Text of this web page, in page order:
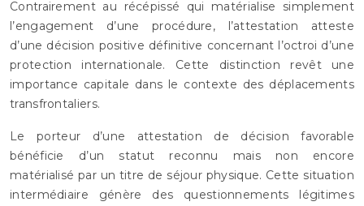
Contrairement au récépissé qui matérialise simplement
l’engagement d’une procédure, l’attestation atteste
d’une décision positive définitive concernant l’octroi d’une
protection internationale. Cette distinction revêt une
importance capitale dans le contexte des déplacements
transfrontaliers.
Le porteur d’une attestation de décision favorable
bénéficie d’un statut reconnu mais non encore
matérialisé par un titre de séjour physique. Cette situation
intermédiaire génère des questionnements légitimes